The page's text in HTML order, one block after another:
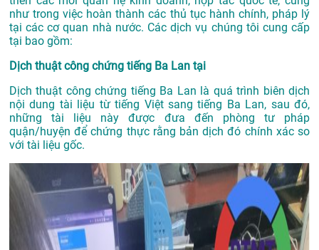
như trong việc hoàn thành các thủ tục hành chính, pháp lý
tại các cơ quan nhà nước. Các dịch vụ chúng tôi cung cấp
tại bao gồm:
Dịch thuật công chứng tiếng Ba Lan tại
Dịch thuật công chứng tiếng Ba Lan là quá trình biên dịch
nội dung tài liệu từ tiếng Việt sang tiếng Ba Lan, sau đó,
những tài liệu này được đưa đến phòng tư pháp
quận/huyện để chứng thực rằng bản dịch đó chính xác so
với tài liệu gốc.